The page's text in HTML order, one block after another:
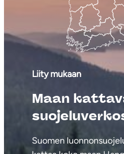
Liity mukaan
Maan
Suomen